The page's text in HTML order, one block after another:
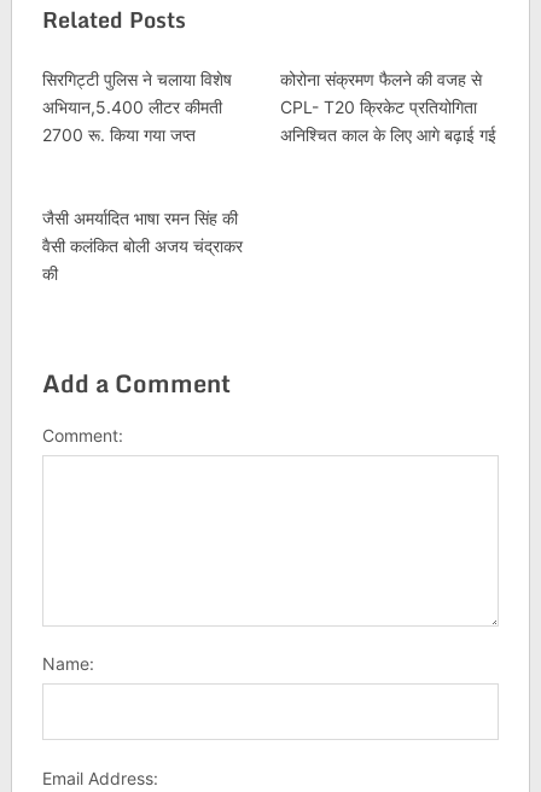
Related Posts
सिरगिट्टी पुलिस ने चलाया विशेष
अभियान,5.400 लीटर कीमती
2700 रू. किया गया जप्त
कोरोना संक्रमण फैलने की वजह से
CPL- T20 क्रिकेट प्रतियोगिता
अनिश्चित काल के लिए आगे बढ़ाई गई
जैसी अमर्यादित भाषा रमन सिंह की
वैसी कलंकित बोली अजय चंद्राकर
की
Add a Comment
Comment:
Name:
Email Address: